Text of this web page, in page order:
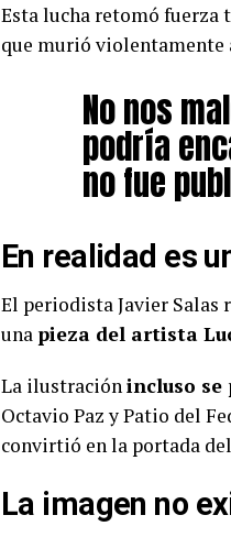
Esta lucha retomó fuerza
que murió violentamente
No nos
podría
no fue
En realidad es
El periodista Javier Salas
una pieza del artista
La ilustraciónincluso se
Octavio Paz y Patio del
convirtió en la portada
La imagen no